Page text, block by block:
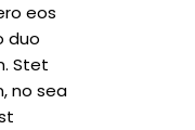
eos
duo
Stet
no sea